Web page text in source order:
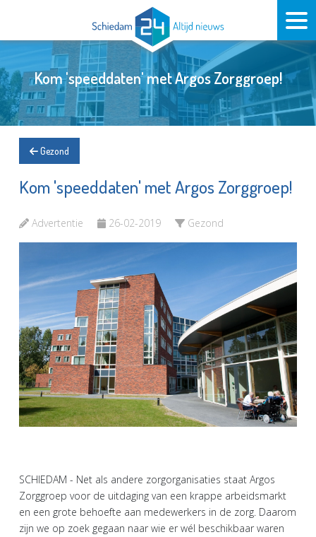
Kom 'speeddaten' met Argos Zorggroep!
Gezond
Kom 'speeddaten' met Argos Zorggroep!
Advertentie 26-02-2019 Gezond
SCHIEDAM - Net als andere zorgorganisaties staat Argos
Zorggroep voor de uitdaging van een krappe arbeidsmarkt
en een grote behoefte aan medewerkers in de zorg. Daarom
zijn we op zoek gegaan naar wie er wél beschikbaar waren